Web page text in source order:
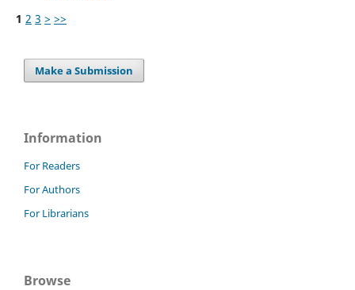
1 2 3 > >>
Make a Submission
Information
For Readers
For Authors
For Librarians
Browse